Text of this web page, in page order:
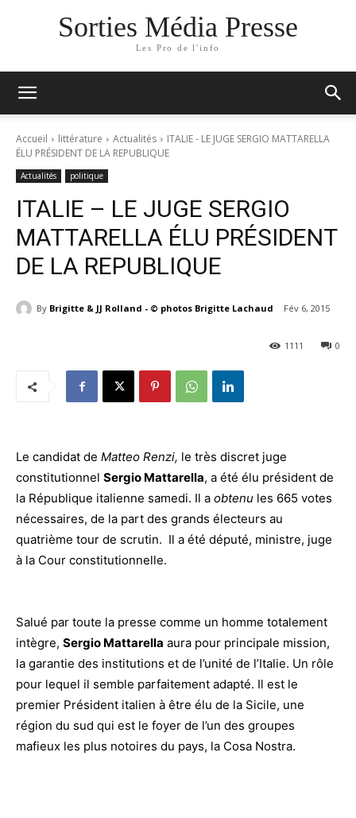
Sorties Média Presse
Les Pro de l'info
Accueil littérature Actualités
ITALIE - LE JUGE SERGIO MATTARELLA
ÉLU PRÉSIDENT DE LA REPUBLIQUE
Actualités politique
ITALIE – LE JUGE SERGIO
MATTARELLA ÉLU PRÉSIDENT
DE LA REPUBLIQUE
By Brigitte & JJ Rolland - © photos Brigitte Lachaud Fév 6, 2015
0
1111
Le candidat de Matteo Renzi, le très discret juge
constitutionnel Sergio Mattarella, a été élu président de
la République italienne samedi. Il a obtenu les 665 votes
nécessaires, de la part des grands électeurs au
quatrième tour de scrutin. Il a été député, ministre, juge
à la Cour constitutionnelle.
Salué par toute la presse comme un homme totalement
intègre, Sergio Mattarella aura pour principale mission,
la garantie des institutions et de l’unité de l’Italie. Un rôle
pour lequel il semble parfaitement adapté. Il est le
premier Président italien à être élu de la Sicile, une
région du sud qui est le foyer de l’un des groupes
mafieux les plus notoires du pays, la Cosa Nostra.